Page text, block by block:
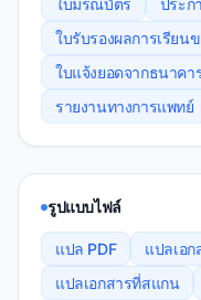
ใบรับรองผลการเรียน
ใบแจ้งยอดจากธนาคา
รายงานทางการแพทย์
รูปแบบไฟล์
แปล PDF แปลเอก
แปลเอกสารที่สแกน